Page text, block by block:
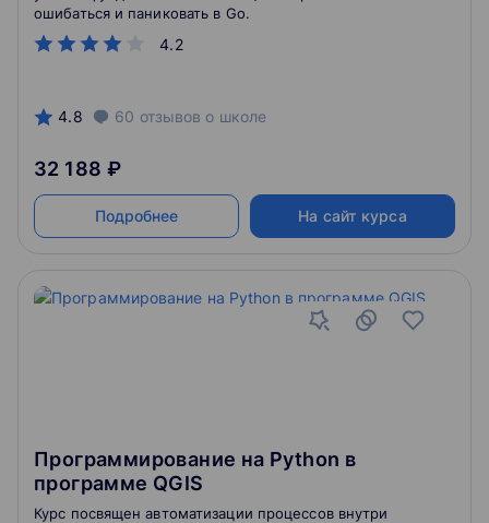
4.2
ошибаться и паниковать в Go.
4.8 60 отзывов о школе
32 188 ₽
Подробнее На сайт курса
Программирование на Python в
программе QGIS
Курс посвящен автоматизации процессов внутри